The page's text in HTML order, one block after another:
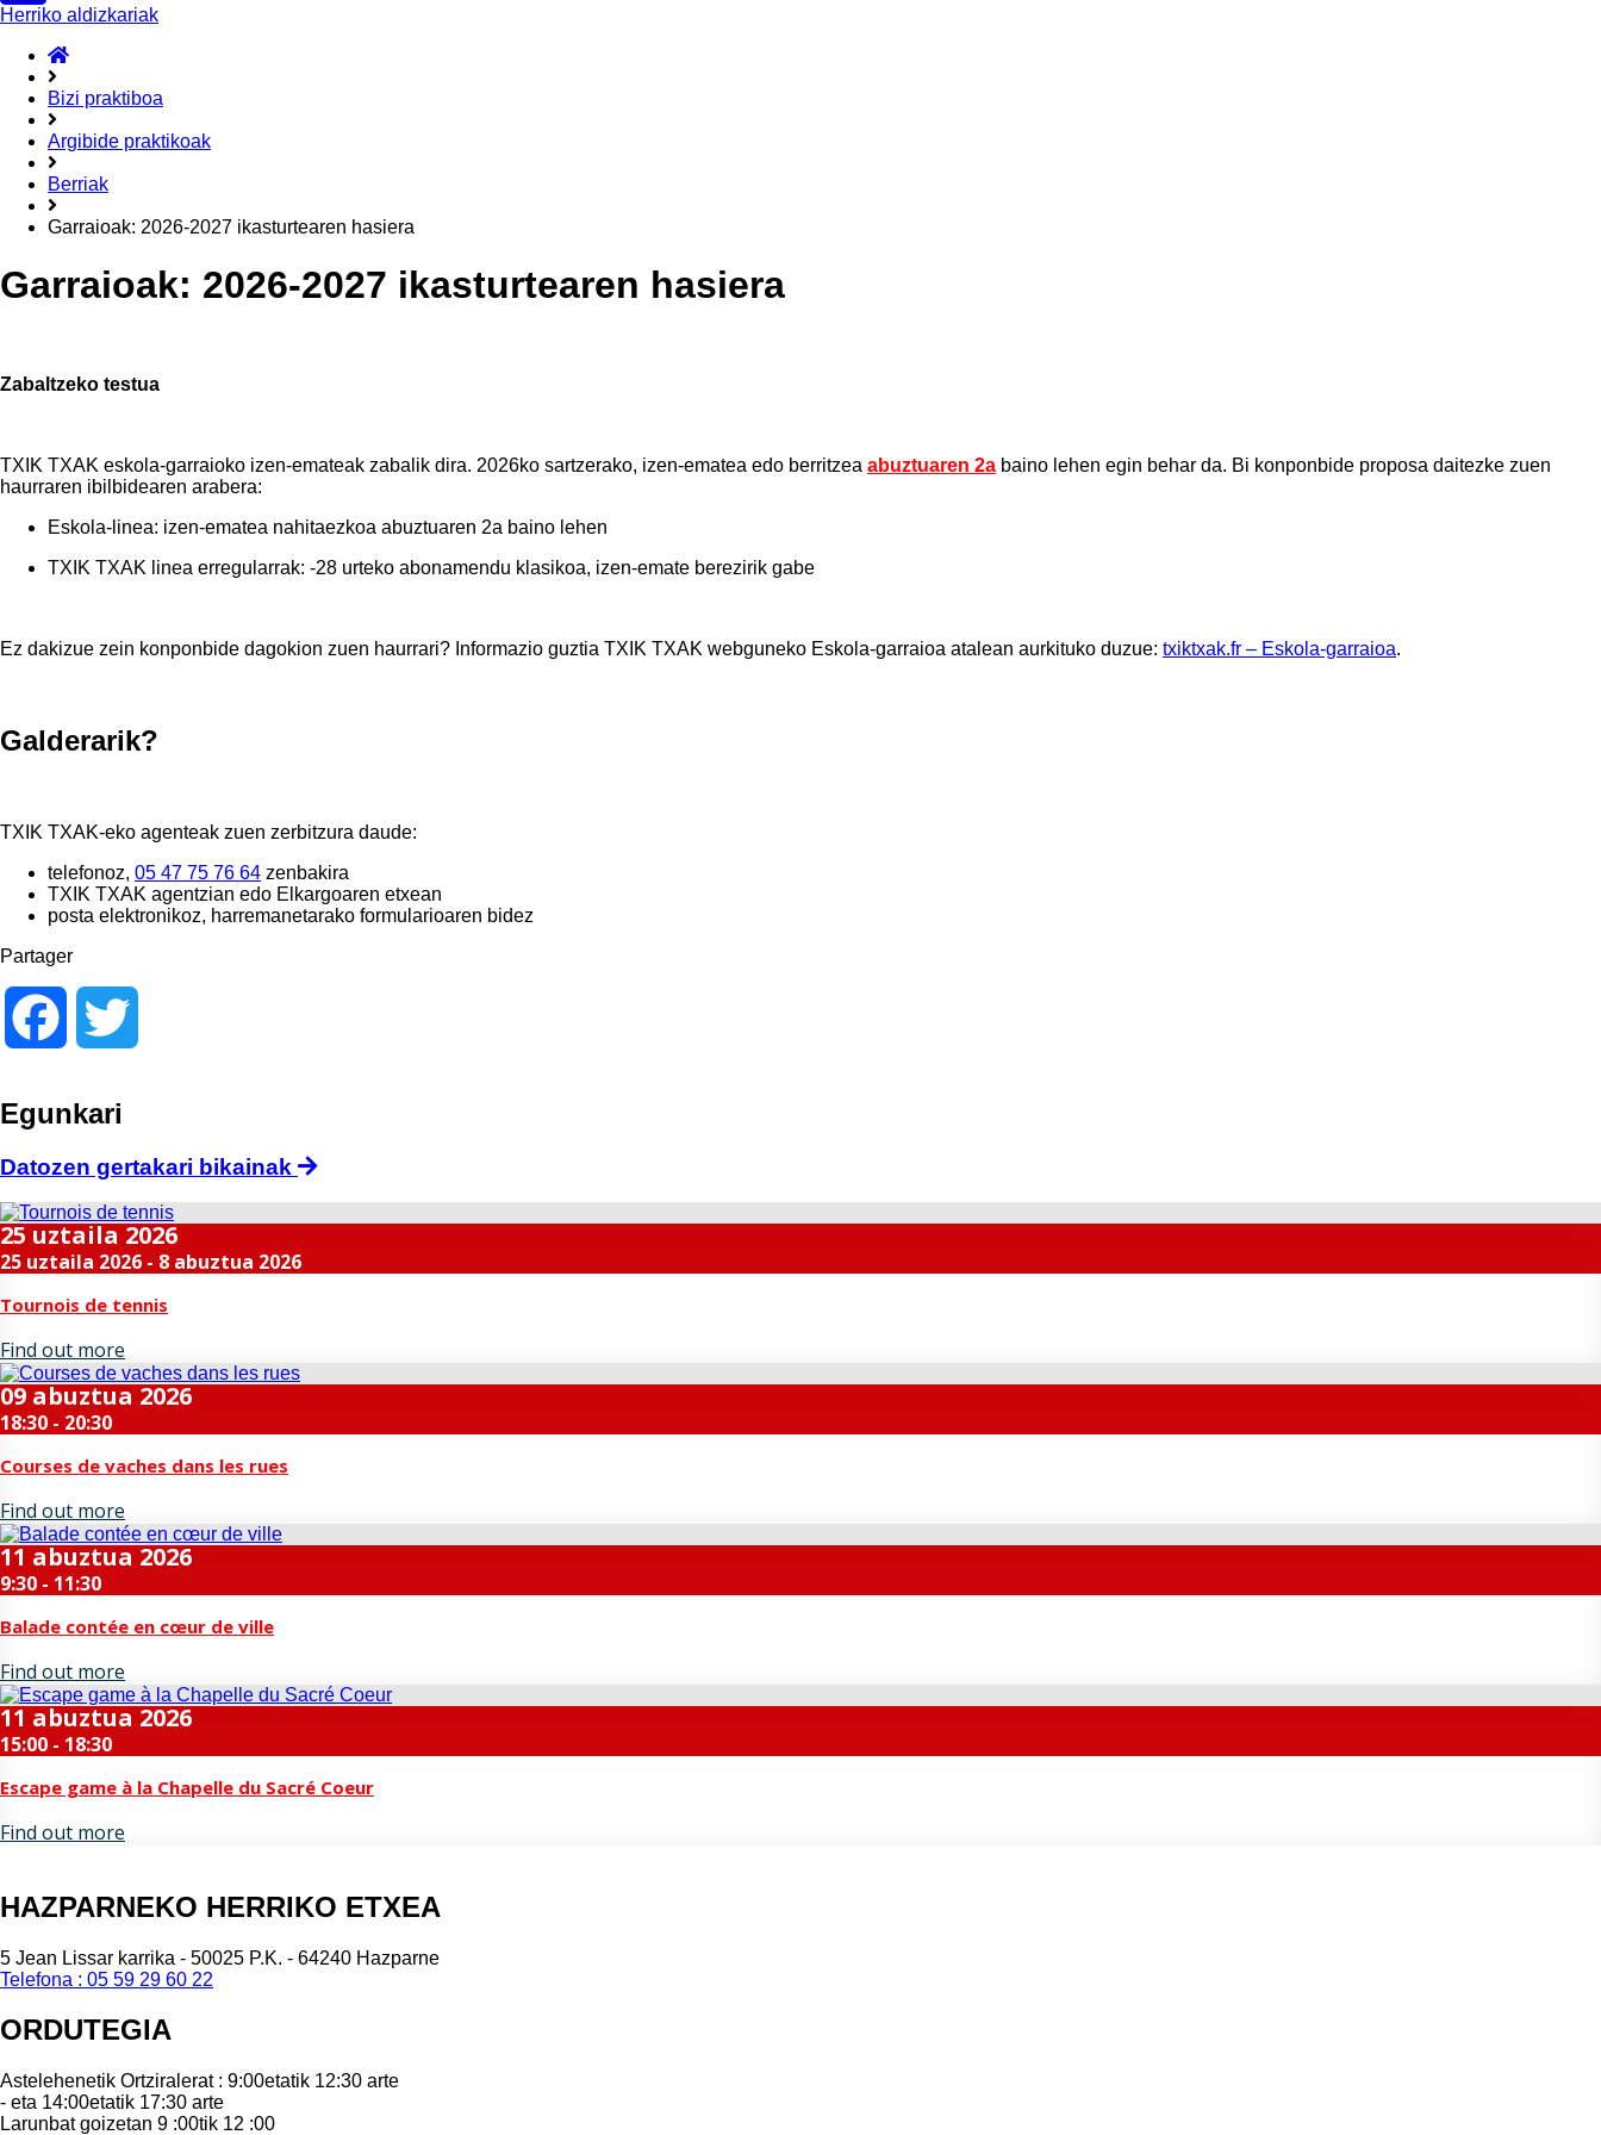
Herriko aldizkariak
ongietorri
Bizi praktiboa
Argibide praktikoak
Berriak
Garraioak: 2026-2027 ikasturtearen hasiera
Garraioak: 2026-2027 ikasturtearen hasiera
Zabaltzeko testua
TXIK TXAK eskola-garraioko izen-emateak zabalik dira. 2026ko sartzerako, izen-ematea edo berritzea abuztuaren 2a baino lehen egin behar da. Bi konponbide proposa daitezke zuen
haurraren ibilbidearen arabera:
Eskola-linea: izen-ematea nahitaezkoa abuztuaren 2a baino lehen
TXIK TXAK linea erregularrak: -28 urteko abonamendu klasikoa, izen-emate berezirik gabe
Ez dakizue zein konponbide dagokion zuen haurrari? Informazio guztia TXIK TXAK webguneko Eskola-garraioa atalean aurkituko duzue: txiktxak.fr – Eskola-garraioa.
Galderarik?
TXIK TXAK-eko agenteak zuen zerbitzura daude:
telefonoz, 05 47 75 76 64 zenbakira
TXIK TXAK agentzian edo Elkargoaren etxean
posta elektronikoz, harremanetarako formularioaren bidez
Partager
Facebook
Egunkari
Datozen gertakari bikainak
25 uztaila 2026
25 uztaila 2026 - 8 abuztua 2026
Tournois de tennis
Find out more
09 abuztua 2026
18:30 - 20:30
Courses de vaches dans les rues
Find out more
11 abuztua 2026
9:30 - 11:30
Balade contée en cœur de ville
Find out more
11abuztua2026
15:00 - 18:30
Escape game à la Chapelle du Sacré Coeur
Find out more
HAZPARNEKO HERRIKO ETXEA
5 Jean Lissar karrika - 50025 P.K. - 64240 Hazparne
Telefona : 05 59 29 60 22
ORDUTEGIA
Astelehenetik Ortziralerat : 9:00etatik 12:30 arte
- eta 14:00etatik 17:30 arte
Larunbat goizetan 9 :00tik 12 :00